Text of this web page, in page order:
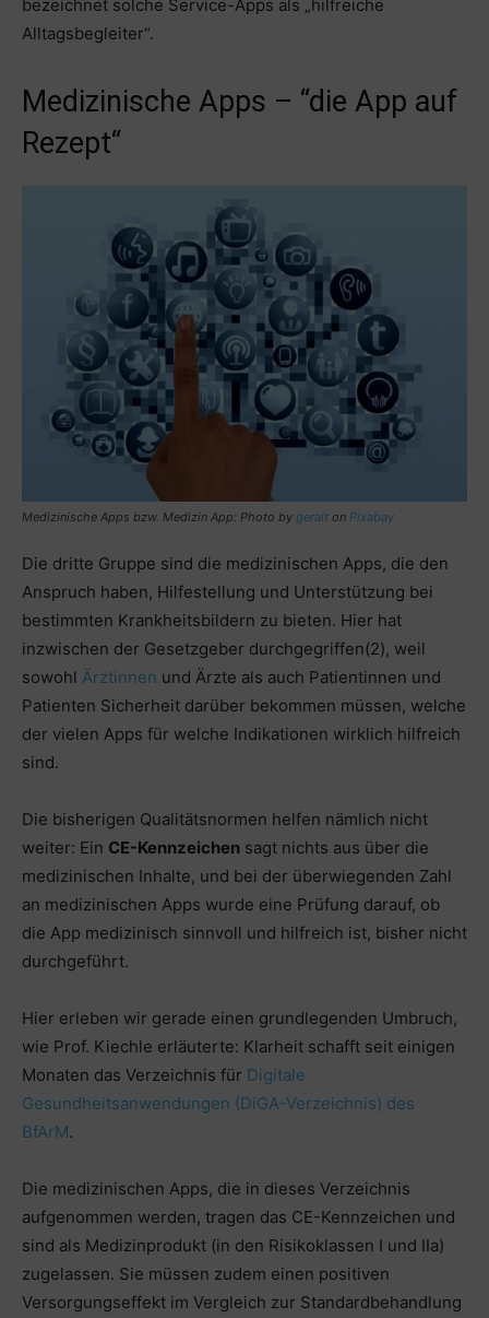
bezeichnet solche Service-Apps als „hilfreiche
Alltagsbegleiter“.
Medizinische Apps – “die App auf
Rezept“
Medizinische Apps bzw. Medizin App: Photo by geralt on Pixabay
Die dritte Gruppe sind die medizinischen Apps, die den
Anspruch haben, Hilfestellung und Unterstützung bei
bestimmten Krankheitsbildern zu bieten. Hier hat
inzwischen der Gesetzgeber durchgegriffen(2), weil
sowohl Ärztinnen und Ärzte als auch Patientinnen und
Patienten Sicherheit darüber bekommen müssen, welche
der vielen Apps für welche Indikationen wirklich hilfreich
sind.
Die bisherigen Qualitätsnormen helfen nämlich nicht
weiter: Ein CE-Kennzeichen sagt nichts aus über die
medizinischen Inhalte, und bei der überwiegenden Zahl
an medizinischen Apps wurde eine Prüfung darauf, ob
die App medizinisch sinnvoll und hilfreich ist, bisher nicht
durchgeführt.
Hier erleben wir gerade einen grundlegenden Umbruch,
wie Prof. Kiechle erläuterte: Klarheit schafft seit einigen
Monaten das Verzeichnis für Digitale
Gesundheitsanwendungen (DiGA-Verzeichnis) des
BfArM.
Die medizinischen Apps, die in dieses Verzeichnis
aufgenommen werden, tragen das CE-Kennzeichen und
sind als Medizinprodukt (in den Risikoklassen I und IIa)
zugelassen. Sie müssen zudem einen positiven
Versorgungseffekt im Vergleich zur Standardbehandlung